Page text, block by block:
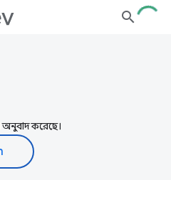
অনুবাদ করেছে।